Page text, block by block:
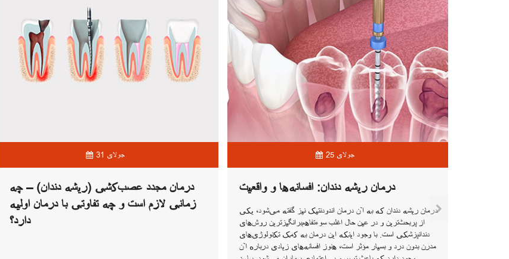
31 جولای
درمان مجدد عصب‌کشی (ریشه دندان) – چه
زمانی لازم است و چه تفاوتی با درمان اولیه
دارد؟
25 جولای
درمان ریشه دندان: افسانه‌ها و واقعیت
درمان ریشه دندان که به آن درمان اندودنتیک نیز گفته می‌شود، یکی
از پربحث‌ترین و در عین حال اغلب سوء‌تفاهم‌برانگیزترین روش‌های
دندانپزشکی است. با وجود اینکه این درمان به کمک تکنولوژی‌های
مدرن بدون درد و بسیار مؤثر است، هنوز افسانه‌های زیادی درباره آن